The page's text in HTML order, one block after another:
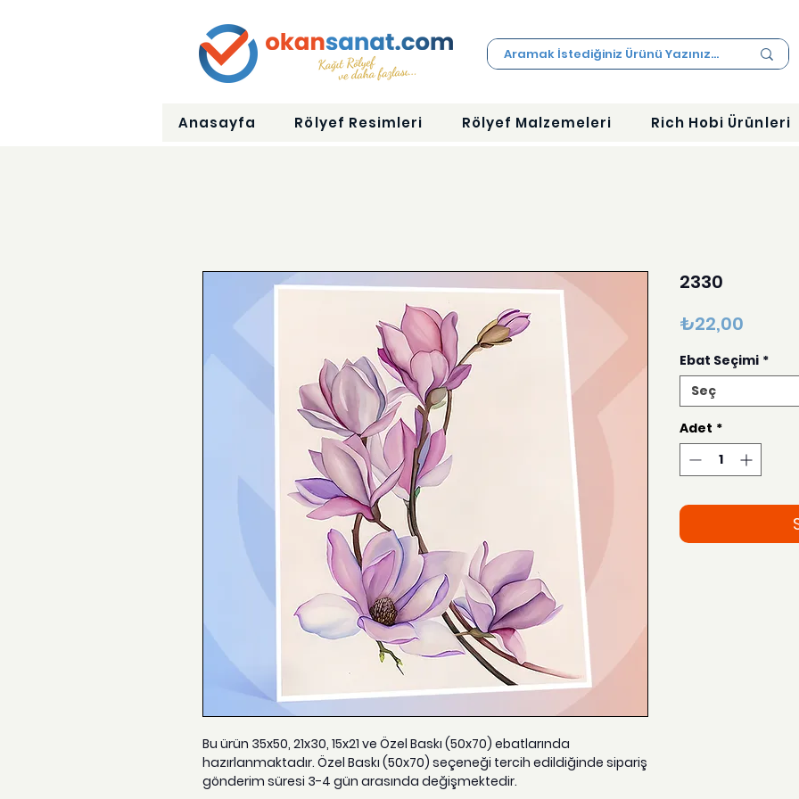
Anasayfa Rölyef Resimleri Rölyef Malzemeleri Rich Hobi Ürünleri
Bu ürün 35x50, 21x30, 15x21 ve Özel Baskı (50x70) ebatlarında
hazırlanmaktadır. Özel Baskı (50x70) seçeneği tercih edildiğinde sipariş
gönderim süresi 3-4 gün arasında değişmektedir.
2330
₺22,00
Ebat Seçimi *
Seç
Adet *